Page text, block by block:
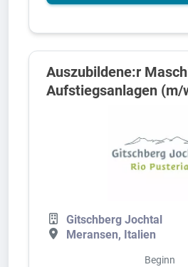
Auszubildene:r
Aufstiegsanlagen (m/
Gitschberg Jochtal
Meransen, Italien
Beginn